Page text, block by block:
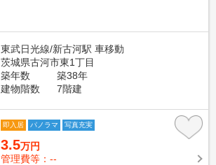
東武日光線/新古河駅 車移動
茨城県古河市東1丁目
築年数
築38年
建物階数
7階建
即入居 パノラマ 写真充実
3.5万円
管理費等：--